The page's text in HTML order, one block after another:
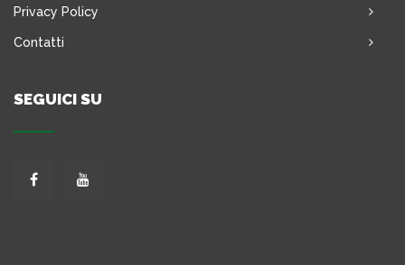
Privacy Policy
Contatti
SEGUICI SU